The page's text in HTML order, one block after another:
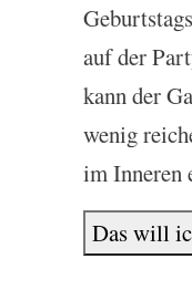
auf der
kann der
wenig
im Inneren
Das will